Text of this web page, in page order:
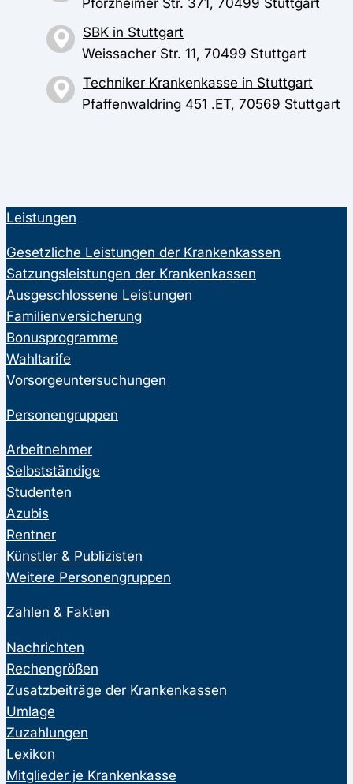
SBK in Stuttgart
Weissacher Str. 11, 70499 Stuttgart
Techniker Krankenkasse in Stuttgart
Pfaffenwaldring 451 .ET, 70569 Stuttgart
Leistungen
Gesetzliche Leistungen der Krankenkassen
Satzungsleistungen der Krankenkassen
Ausgeschlossene Leistungen
Familienversicherung
Bonusprogramme
Wahltarife
Vorsorgeuntersuchungen
Personengruppen
Arbeitnehmer
Selbstständige
Studenten
Azubis
Rentner
Künstler & Publizisten
Weitere Personengruppen
Zahlen & Fakten
Nachrichten
Rechengrößen
Zusatzbeiträge der Krankenkassen
Umlage
Zuzahlungen
Lexikon
Mitglieder je Krankenkasse